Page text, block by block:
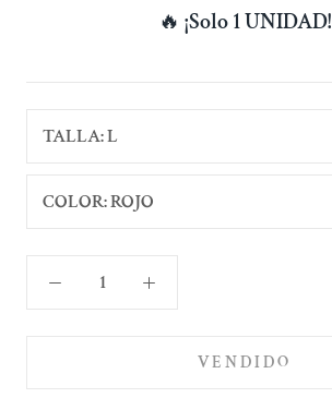
🔥 ¡Solo 1 UNIDAD!
TALLA:L
COLOR:ROJO
VENDIDO